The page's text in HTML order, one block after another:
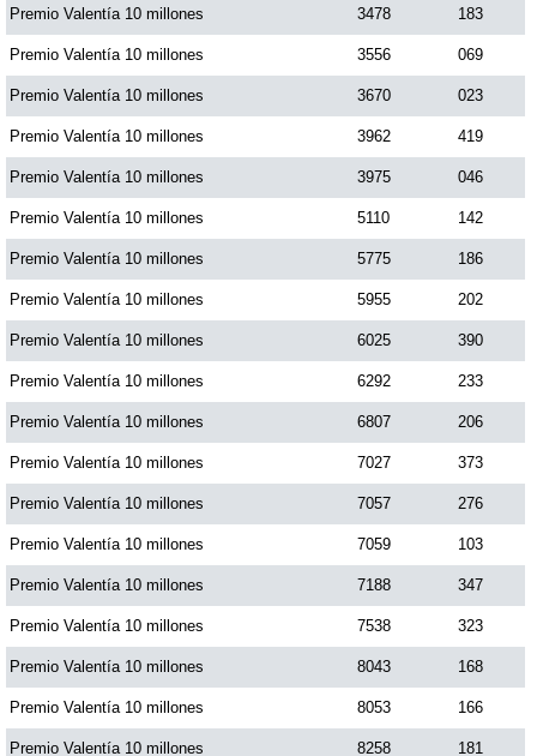
Premio Valentía 10 millones 3478 183
Premio Valentía 10 millones 3556 069
Premio Valentía 10 millones 3670 023
Premio Valentía 10 millones 3962 419
Premio Valentía 10 millones 3975 046
Premio Valentía 10 millones 5110 142
Premio Valentía 10 millones 5775 186
Premio Valentía 10 millones 5955 202
Premio Valentía 10 millones 6025 390
Premio Valentía 10 millones 6292 233
Premio Valentía 10 millones 6807 206
Premio Valentía 10 millones 7027 373
Premio Valentía 10 millones 7057 276
Premio Valentía 10 millones 7059 103
Premio Valentía 10 millones 7188 347
Premio Valentía 10 millones 7538 323
Premio Valentía 10 millones 8043 168
Premio Valentía 10 millones 8053 166
Premio Valentía 10 millones 8258 181